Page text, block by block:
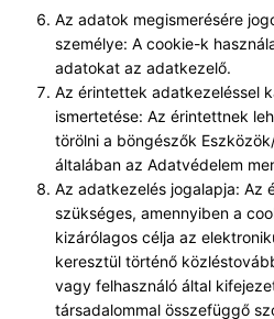
Az adatok megismerésére
személye: A cookie-k
adatokat az adatkezelő.
Az érintettek adatkezeléssel
ismertetése: Az érintettnek
törölni a böngészők
általában az Adatvédelem
Az adatkezelés jogalapja: Az
szükséges, amennyiben a
kizárólagos célja az
keresztül történő
vagy felhasználó által
társadalommal összefüggő